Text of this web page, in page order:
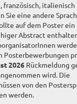
französisch,
Sie eine andere
auf dem Poster ein
Abstract
Posterbewerbungen
2026 Rückmeldung
wird. Die
von den
werden.